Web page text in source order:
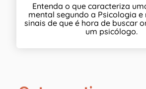
Entenda o que caracteriza
mental segundo a Psicologia e
sinais de que é hora de buscar
um psicólogo.